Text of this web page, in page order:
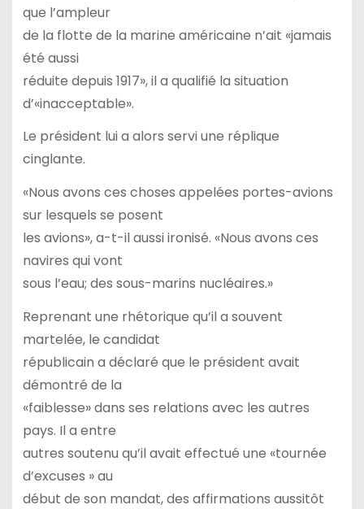
que l’ampleur
de la flotte de la marine américaine n’ait «jamais
été aussi
réduite depuis 1917», il a qualifié la situation
d’«inacceptable».
Le président lui a alors servi une réplique
cinglante.
«Nous avons ces choses appelées portes-avions
sur lesquels se posent
les avions», a-t-il aussi ironisé. «Nous avons ces
navires qui vont
sous l’eau; des sous-marins nucléaires.»
Reprenant une rhétorique qu’il a souvent
martelée, le candidat
républicain a déclaré que le président avait
démontré de la
«faiblesse» dans ses relations avec les autres
pays. Il a entre
autres soutenu qu’il avait effectué une «tournée
d’excuses » au
début de son mandat, des affirmations aussitôt